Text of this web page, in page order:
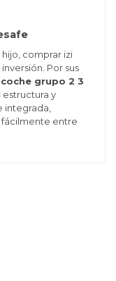
comprar izi
Por sus
grupo 2 3
estructura y
integrada,
entre